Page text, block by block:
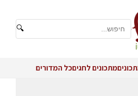
🔍
מתכונים לחגיםכל המדורים